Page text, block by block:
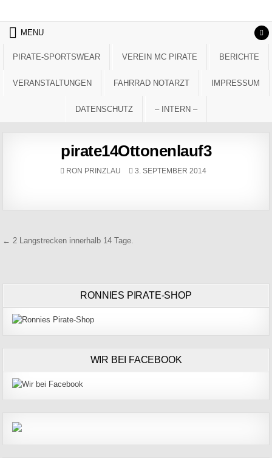
MENU
PIRATE-SPORTSWEAR VEREIN MC PIRATE BERICHTE
VERANSTALTUNGEN FAHRRAD NOTARZT IMPRESSUM
DATENSCHUTZ – INTERN –
pirate14Ottonenlauf3
AUTHOR:
RON PRINZLAU PUBLISHED DATE:
3. SEPTEMBER 2014
Beitragsnavigation
← 2 Langstrecken innerhalb 14 Tage.
RONNIES PIRATE-SHOP
WIR BEI FACEBOOK